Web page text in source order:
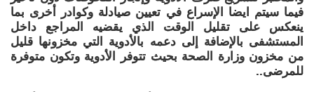
فيما سيتم ايضا الإسراع في تعيين صيادلة وكوادر أخرى بما
ينعكس على تقليل الوقت الذي يقضيه المراجع داخل
المستشفى بالإضافة إلى دعمه بالأدوية التي مخزونها قليل
من مخزون وزارة الصحة بحيث تتوفر الأدوية وتكون متوفرة
للمرضى..